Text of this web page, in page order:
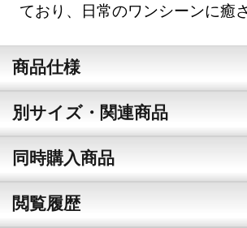
ており、日常のワンシーンに癒
商品仕様
別サイズ・関連商品
同時購入商品
閲覧履歴